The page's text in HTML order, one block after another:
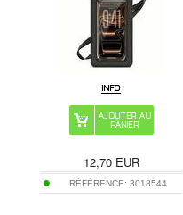
12,70EUR
RÉFÉRENCE: 3018544